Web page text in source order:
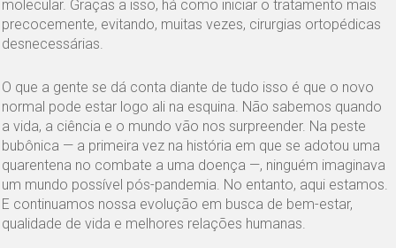
molecular. Graças a isso, há como iniciar o tratamento mais
precocemente, evitando, muitas vezes, cirurgias ortopédicas
desnecessárias.
O que a gente se dá conta diante de tudo isso é que o novo
normal pode estar logo ali na esquina. Não sabemos quando
a vida, a ciência e o mundo vão nos surpreender. Na peste
bubônica — a primeira vez na história em que se adotou uma
quarentena no combate a uma doença —, ninguém imaginava
um mundo possível pós-pandemia. No entanto, aqui estamos.
E continuamos nossa evolução em busca de bem-estar,
qualidade de vida e melhores relações humanas.